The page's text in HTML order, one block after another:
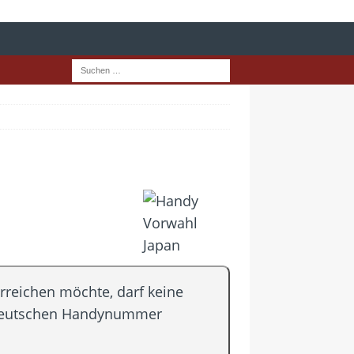
möchte, darf keine
Handynummer